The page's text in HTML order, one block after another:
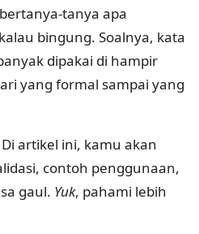
tanya apa
bingung. Soalnya, kata
dipakai di hampir
yang formal sampai yang
artikel ini, kamu akan
contoh penggunaan,
gaul. Yuk, pahami lebih